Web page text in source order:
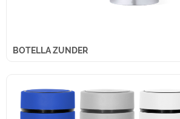
BOTELLA ZUNDER